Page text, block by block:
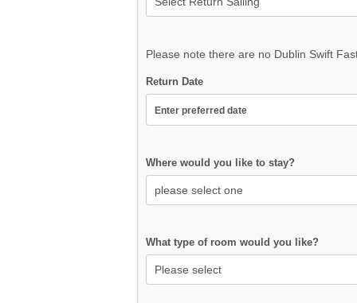
Please note there are no Dublin Swift
Return Date
Where would you like to stay?
What type of room would you like?